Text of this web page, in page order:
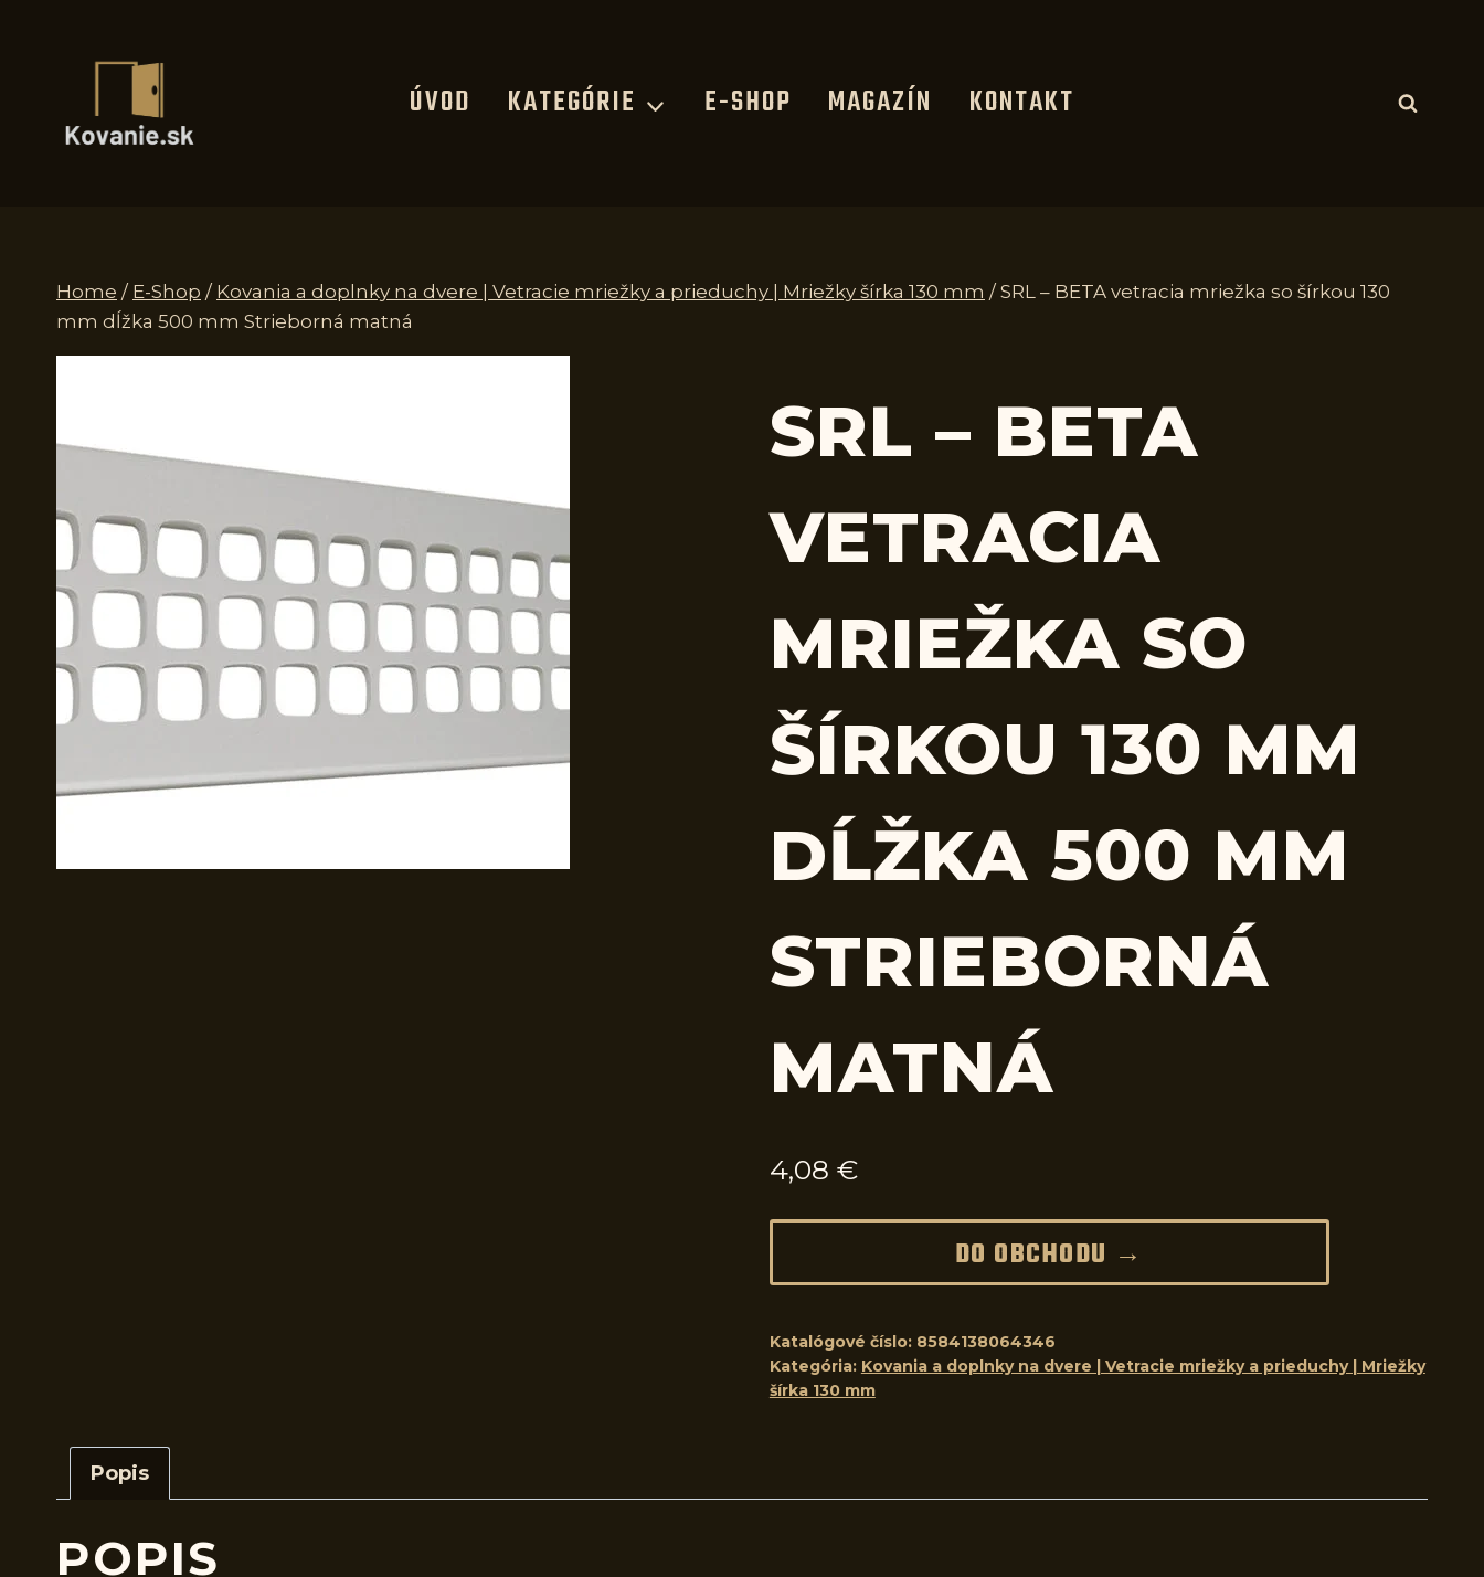
ÚVOD KATEGÓRIE E-SHOP MAGAZÍN KONTAKT
Home / E-Shop / Kovania a doplnky na dvere | Vetracie mriežky a prieduchy | Mriežky šírka 130 mm / SRL – BETA vetracia mriežka so šírkou 130
mm dĺžka 500 mm Strieborná matná
SRL – BETA
VETRACIA
MRIEŽKA SO
ŠÍRKOU 130 MM
DĹŽKA 500 MM
STRIEBORNÁ
MATNÁ
4,08 €
DO OBCHODU →
Katalógové číslo: 8584138064346
Kategória: Kovania a doplnky na dvere | Vetracie mriežky a prieduchy | Mriežky
šírka 130 mm
Popis
POPIS